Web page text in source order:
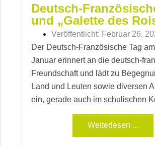
Deutsch-
und „Galette des
Veröffentlicht: Februar 26,
Der Deutsch-Französische Tag
Januar erinnert an die deutsch-
Freundschaft und lädt zu
Land und Leuten sowie diversen
ein, gerade auch im schulischen
Weiterlesen ...